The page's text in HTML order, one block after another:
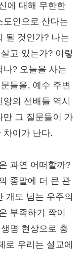
에 대해 무한한
도인으로 산다는
될 것인가? 나는
고 있는가? 이렇
나? 오늘을 사는
들을, 예수 주변
의 선배들 역시
만 그 질문들이 가
차이가 난다.
과연 어떠할까?
종말에 더 큰 관
개도 넘는 우주의
부족하기 짝이
명 현상으로 충
로 우리는 설교에